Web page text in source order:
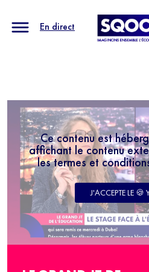
En direct
Ce contenu est
affichant le contenu
les termes et
J'ACCEPTE LE 🍪